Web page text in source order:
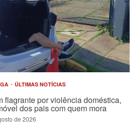
ÚLTIMAS NOTÍCIAS
flagrante por violência doméstica,
dos pais com quem mora
de 2026